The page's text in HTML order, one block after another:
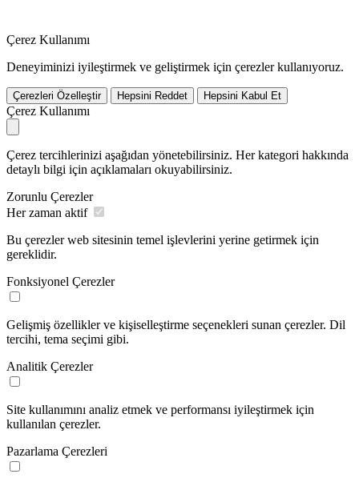
Çerez Kullanımı
Deneyiminizi iyileştirmek ve geliştirmek için çerezler kullanıyoruz.
Çerezleri Özelleştir Hepsini Reddet Hepsini Kabul Et
Çerez Kullanımı
Çerez tercihlerinizi aşağıdan yönetebilirsiniz. Her kategori hakkında
detaylı bilgi için açıklamaları okuyabilirsiniz.
Zorunlu Çerezler
Her zaman aktif
Bu çerezler web sitesinin temel işlevlerini yerine getirmek için
gereklidir.
Fonksiyonel Çerezler
Gelişmiş özellikler ve kişiselleştirme seçenekleri sunan çerezler. Dil
tercihi, tema seçimi gibi.
Analitik Çerezler
Site kullanımını analiz etmek ve performansı iyileştirmek için
kullanılan çerezler.
Pazarlama Çerezleri